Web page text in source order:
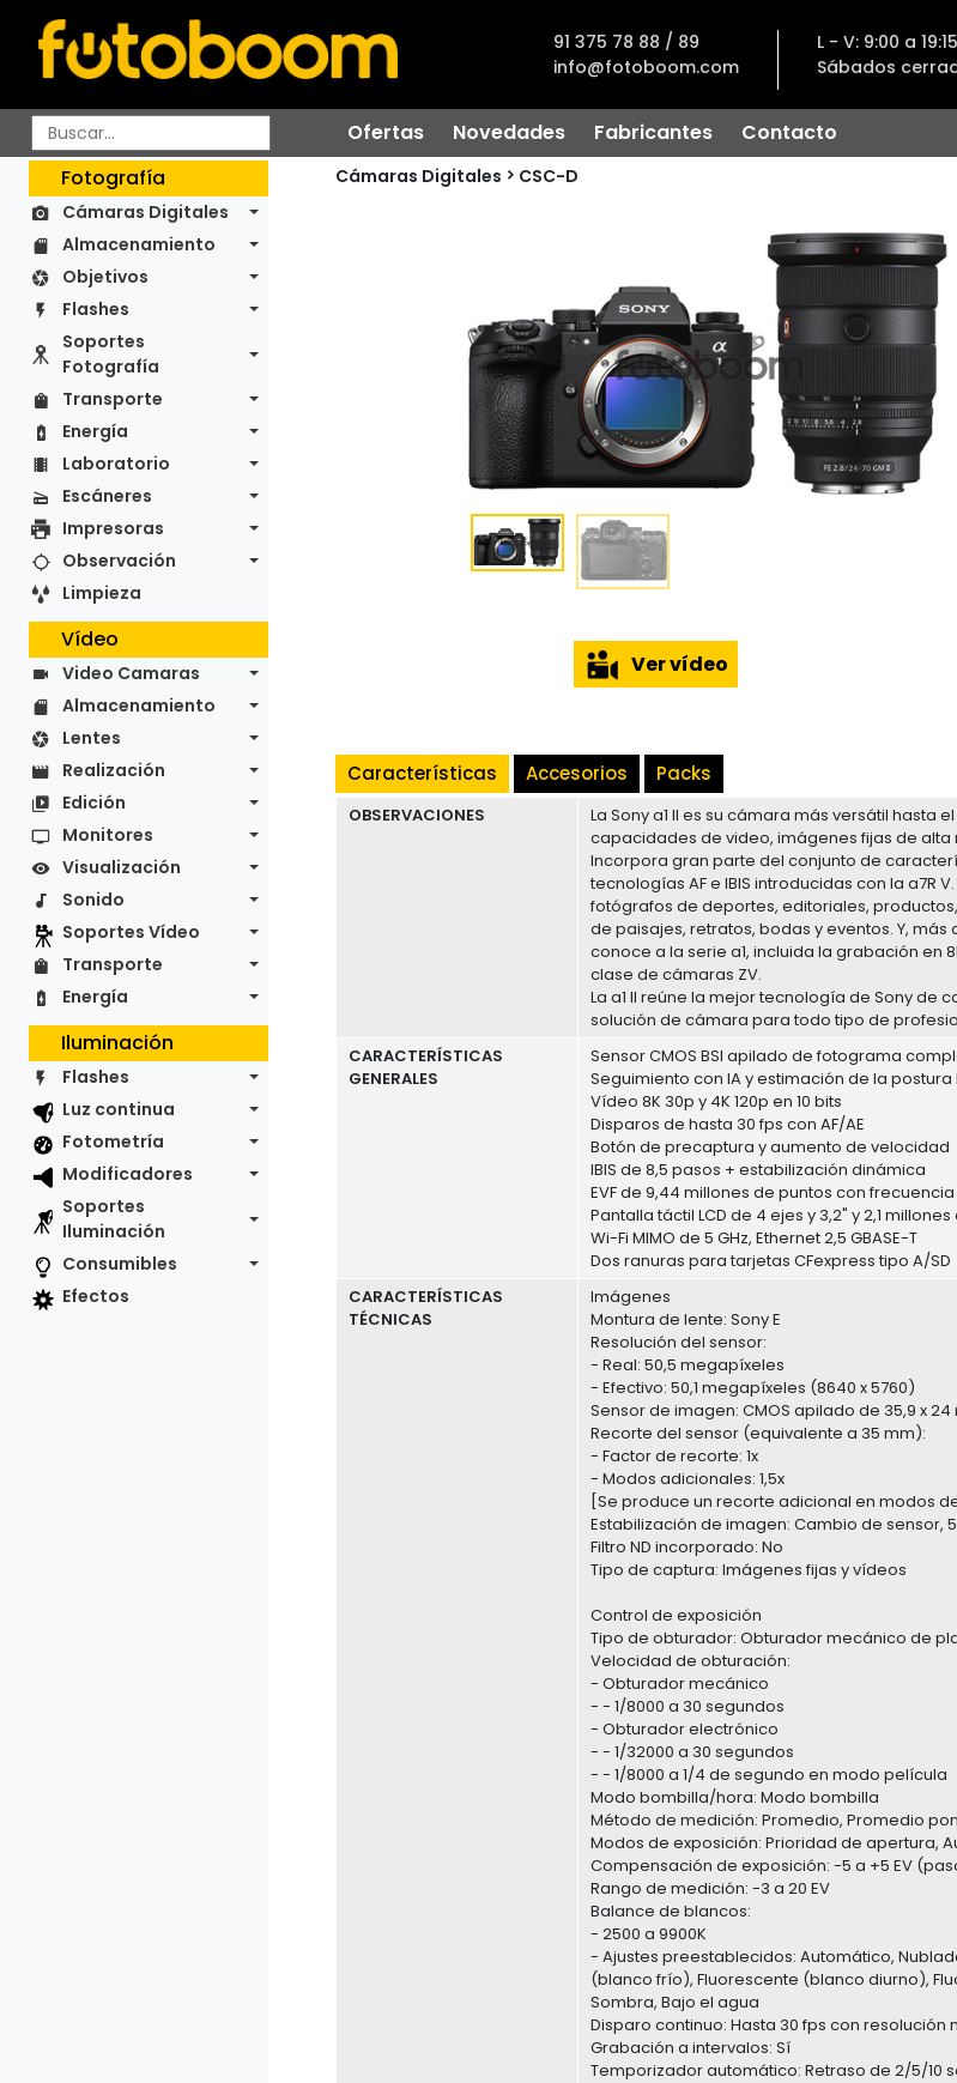
91 375 78 88 / 89
info@fotoboom.com
L - V: 9:00 a 19:15
Sábados
Ofertas Novedades Fabricantes
Contacto
Fotografía
Cámaras Digitales
Almacenamiento
Objetivos
Flashes
Soportes
Fotografía
Transporte
Energía
Laboratorio
Escáneres
Impresoras
Observación
Limpieza
Vídeo
Video Camaras
Almacenamiento
Lentes
Realización
Edición
Monitores
Visualización
Sonido
Soportes Vídeo
Transporte
Energía
Iluminación
Flashes
Luz continua
Fotometría
Modificadores
Soportes
Iluminación
Consumibles
Efectos
Cámaras Digitales CSC-D
Ver vídeo
Características Accesorios Packs
OBSERVACIONES
La Sony a1 II es su cámara más versátil
capacidades de video, imágenes fijas de
Incorpora gran parte del conjunto de
tecnologías AF e IBIS introducidas con la a7R
fotógrafos de deportes, editoriales,
de paisajes, retratos, bodas y eventos. Y,
conoce a la serie a1, incluida la grabación en
clase de cámaras ZV.
La a1 II reúne la mejor tecnología de Sony
solución de cámara para todo tipo de
CARACTERÍSTICAS
GENERALES
Sensor CMOS BSI apilado de fotograma
Seguimiento con IA y estimación de la
Vídeo 8K 30p y 4K 120p en 10 bits
Disparos de hasta 30 fps con AF/AE
Botón de precaptura y aumento de velocidad
IBIS de 8,5 pasos + estabilización dinámica
EVF de 9,44 millones de puntos con
Pantalla táctil LCD de 4 ejes y 3,2" y 2,1
Wi-Fi MIMO de 5 GHz, Ethernet 2,5 GBASE-T
Dos ranuras para tarjetas CFexpress tipo A/SD
CARACTERÍSTICAS
TÉCNICAS
Imágenes
Montura de lente: Sony E
Resolución del sensor:
- Real: 50,5 megapíxeles
- Efectivo: 50,1 megapíxeles (8640 x 5760)
Sensor de imagen: CMOS apilado de 35,9 x
Recorte del sensor (equivalente a 35 mm):
- Factor de recorte: 1x
- Modos adicionales: 1,5x
[Se produce un recorte adicional en modos
Estabilización de imagen: Cambio de sensor,
Filtro ND incorporado: No
Tipo de captura: Imágenes fijas y vídeos
Control de exposición
Tipo de obturador: Obturador mecánico de
Velocidad de obturación:
- Obturador mecánico
- - 1/8000 a 30 segundos
- Obturador electrónico
- - 1/32000 a 30 segundos
- - 1/8000 a 1/4 de segundo en modo película
Modo bombilla/hora: Modo bombilla
Método de medición: Promedio, Promedio
Modos de exposición: Prioridad de apertura,
Compensación de exposición: -5 a +5 EV
Rango de medición: -3 a 20 EV
Balance de blancos:
- 2500 a 9900K
- Ajustes preestablecidos: Automático,
(blanco frío), Fluorescente (blanco diurno),
Sombra, Bajo el agua
Disparo continuo: Hasta 30 fps con resolución
Grabación a intervalos: Sí
Temporizador automático: Retraso de 2/5/10